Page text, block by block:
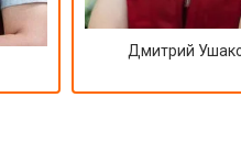
Дмитрий